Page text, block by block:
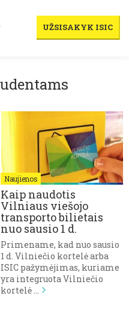
UŽSISAKYK ISIC
Naujienos
Kaip naudotis
Vilniaus viešojo
transporto bilietais
nuo sausio 1 d.
Primename, kad nuo sausio
1 d. Vilniečio kortelė arba
ISIC pažymėjimas, kuriame
yra integruota Vilniečio
kortelė …